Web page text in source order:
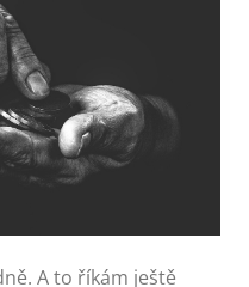
A to říkám ještě